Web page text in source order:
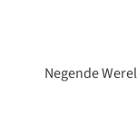
Negende